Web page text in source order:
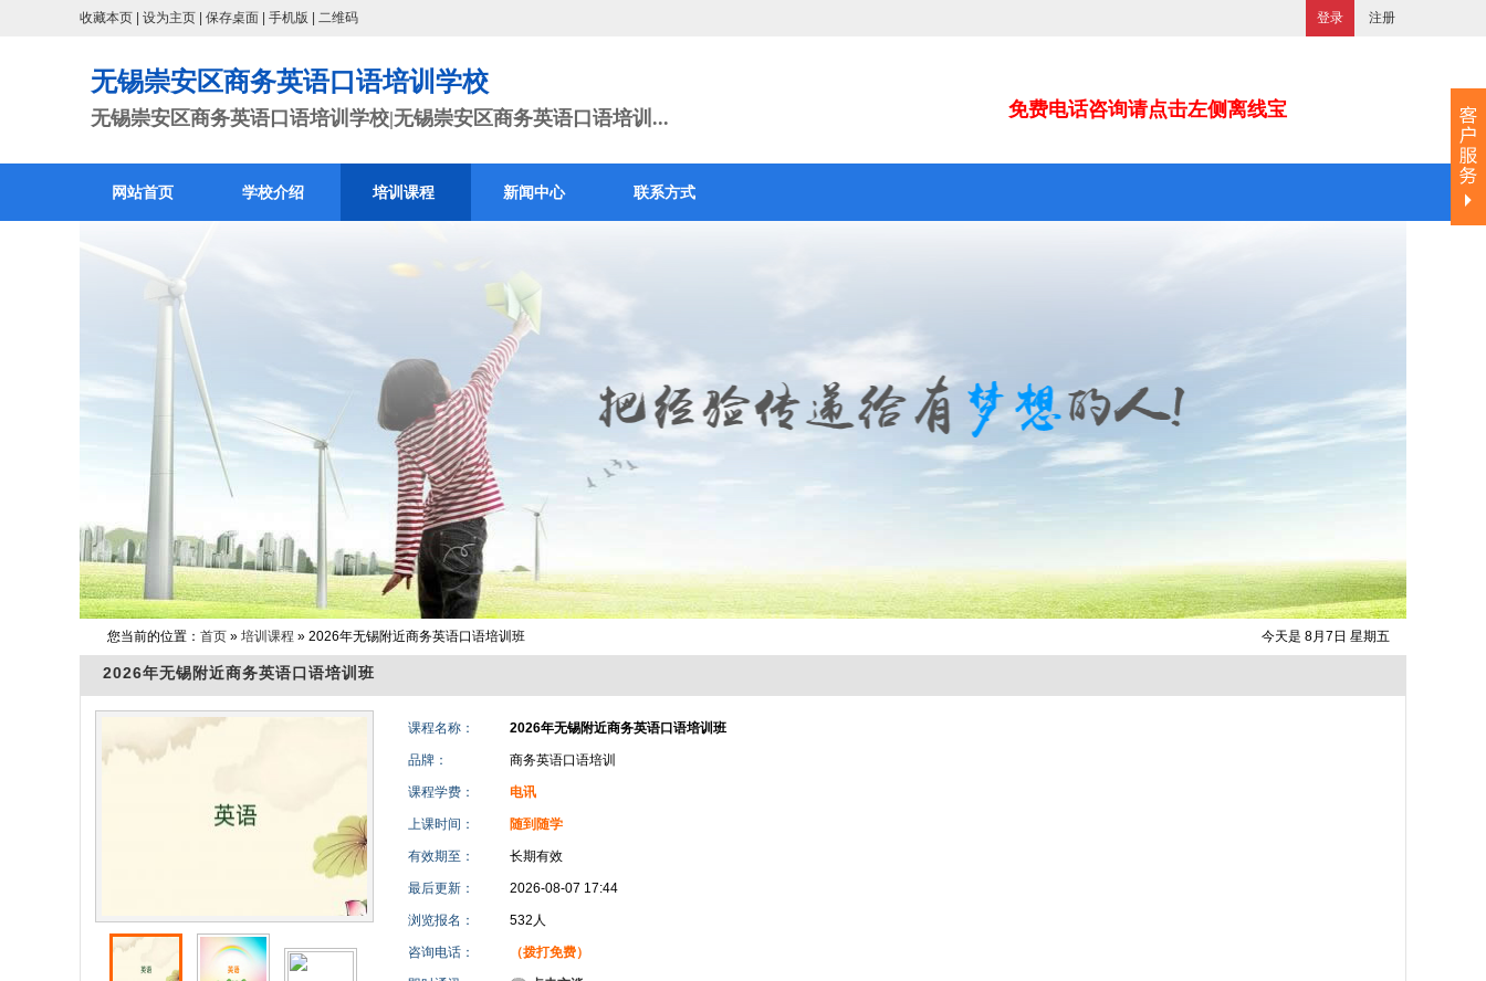
收藏本页 设为主页 保存桌面 手机版 二维码 登录 注册
免费电话咨询请点击左侧离线宝
无锡崇安区商务英语口语培训学校
无锡崇安区商务英语口语培训学校|无锡崇安区商务英语口语培训...
网站首页 学校介绍 培训课程 新闻中心 联系方式
今天是 8月7日 星期五
您当前的位置： 首页 » 培训课程 » 2026年无锡附近商务英语口语培训班
2026年无锡附近商务英语口语培训班
课程名称： 2026年无锡附近商务英语口语培训班
品牌： 商务英语口语培训
课程学费： 电讯
上课时间： 随到随学
有效期至： 长期有效
最后更新： 2026-08-07 17:44
浏览报名： 532人
咨询电话： （拨打免费）